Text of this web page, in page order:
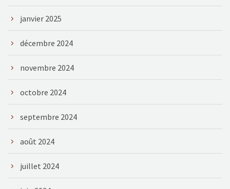
janvier 2025
décembre 2024
novembre 2024
octobre 2024
septembre 2024
août 2024
juillet 2024